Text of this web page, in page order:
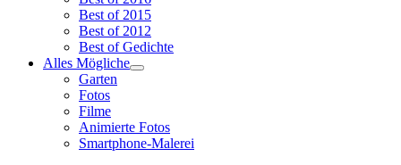
Best of 2015
Best of 2012
Best of Gedichte
Alles Mögliche
Garten
Fotos
Filme
Animierte Fotos
Smartphone-Malerei